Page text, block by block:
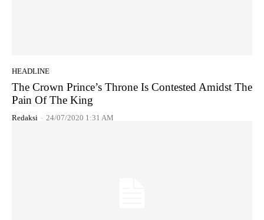
HEADLINE
The Crown Prince’s Throne Is Contested Amidst The
Pain Of The King
Redaksi - 24/07/2020 1:31 AM